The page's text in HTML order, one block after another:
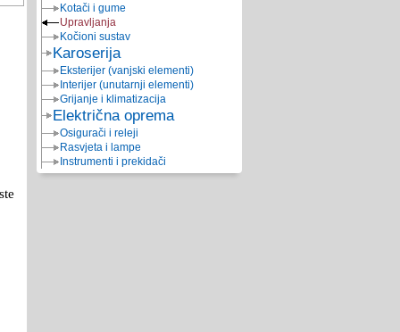
Kotači i gume
Upravljanja
Kočioni sustav
Karoserija
Eksterijer (vanjski elementi)
Interijer (unutarnji elementi)
Grijanje i klimatizacija
Električna oprema
Osigurači i releji
Rasvjeta i lampe
Instrumenti i prekidači